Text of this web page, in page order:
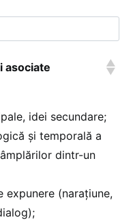
asociate
idei secundare;
și temporală a
dintr-un
expunere (narațiune,